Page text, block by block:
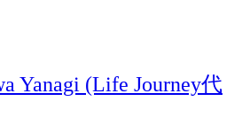
Yanagi (Life Journey代